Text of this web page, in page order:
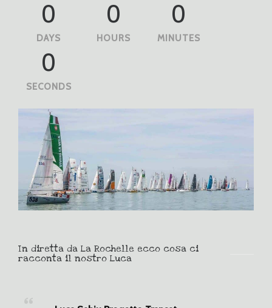
0
DAYS
0
HOURS
0
MINUTES
0
SECONDS
In diretta da La Rochelle ecco cosa ci
racconta il nostro Luca